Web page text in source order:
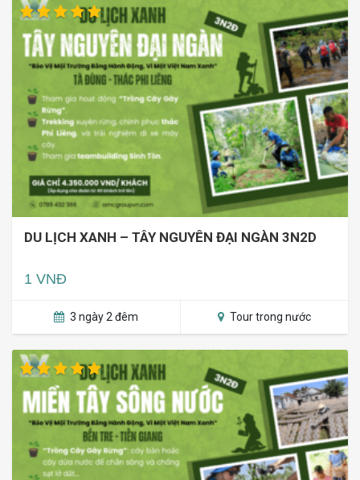
DU LỊCH XANH – TÂY NGUYÊN ĐẠI NGÀN 3N2D
1 VNĐ
3 ngày 2 đêm Tour trong nước